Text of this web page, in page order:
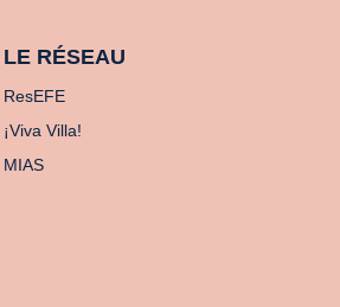
LE RÉSEAU
ResEFE
¡Viva Villa!
MIAS